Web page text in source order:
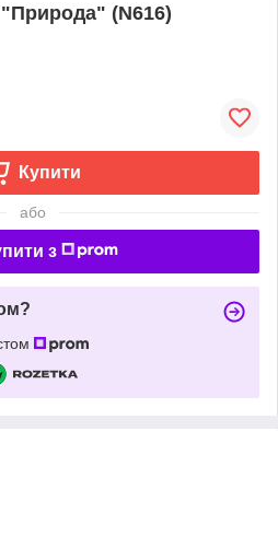
"Природа" (N616)
Купити
або
з